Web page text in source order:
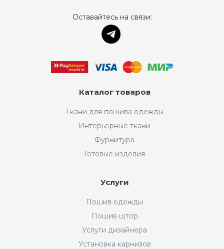
Оставайтесь на связи:
Каталог товаров
Ткани для пошива одежды
Интерьерные ткани
Фурнитура
Готовые изделия
Услуги
Пошив одежды
Пошив штор
Услуги дизайнера
Установка карнизов